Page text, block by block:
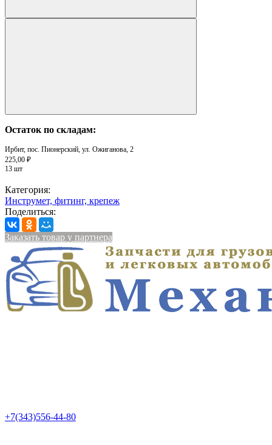
Остаток по складам:
Ирбит, пос. Пионерский, ул. Ожиганова, 2
225,00 ₽
13 шт
Категория:
Инструмет, фитинг, крепеж
Поделиться:
Заказать товар у партнера
+7(343)556-44-80